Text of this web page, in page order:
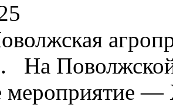
На
мероприятие